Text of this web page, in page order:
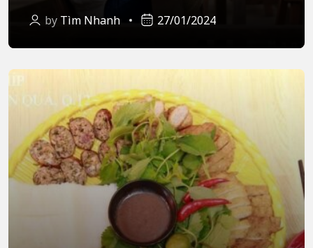
by Tìm Nhanh 27/01/2024